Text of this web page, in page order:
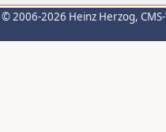
© 2006-2026 Heinz Herzog,